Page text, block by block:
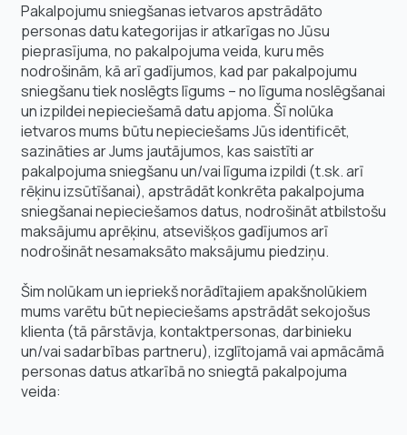
Pakalpojumu sniegšanas ietvaros apstrādāto
personas datu kategorijas ir atkarīgas no Jūsu
pieprasījuma, no pakalpojuma veida, kuru mēs
nodrošinām, kā arī gadījumos, kad par pakalpojumu
sniegšanu tiek noslēgts līgums – no līguma noslēgšanai
un izpildei nepieciešamā datu apjoma. Šī nolūka
ietvaros mums būtu nepieciešams Jūs identificēt,
sazināties ar Jums jautājumos, kas saistīti ar
pakalpojuma sniegšanu un/vai līguma izpildi (t.sk. arī
rēķinu izsūtīšanai), apstrādāt konkrēta pakalpojuma
sniegšanai nepieciešamos datus, nodrošināt atbilstošu
maksājumu aprēķinu, atsevišķos gadījumos arī
nodrošināt nesamaksāto maksājumu piedziņu.
Šim nolūkam un iepriekš norādītajiem apakšnolūkiem
mums varētu būt nepieciešams apstrādāt sekojošus
klienta (tā pārstāvja, kontaktpersonas, darbinieku
un/vai sadarbības partneru), izglītojamā vai apmācāmā
personas datus atkarībā no sniegtā pakalpojuma
veida: